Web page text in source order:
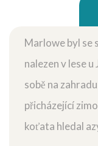
Marlowe byl se
nalezen v lese
sobě na
přicházející
koťata hledal